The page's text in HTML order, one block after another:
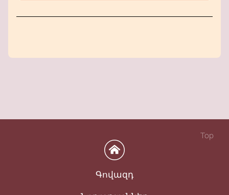
Top
Գովազդ